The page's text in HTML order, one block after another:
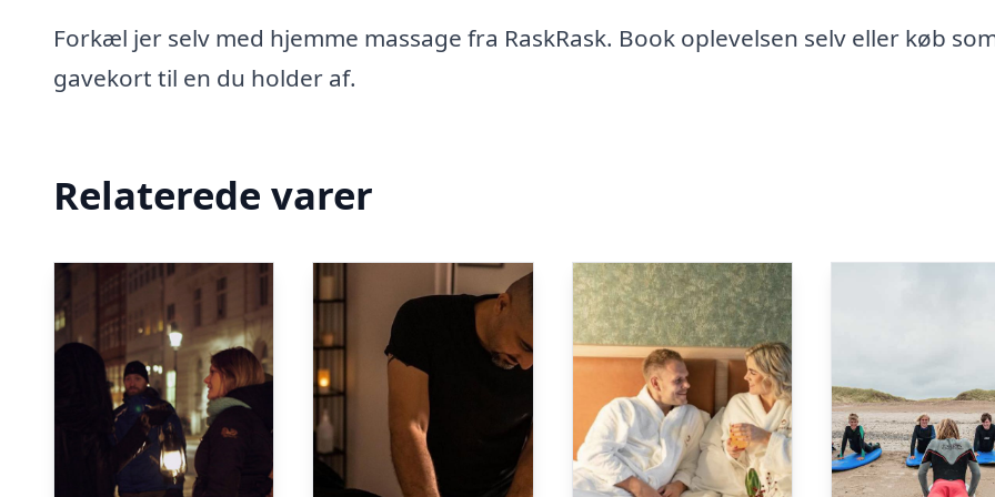
Forkæl jer selv med hjemme massage fra RaskRask. Book oplevelsen selv eller køb
gavekort til en du holder af.
Relaterede varer